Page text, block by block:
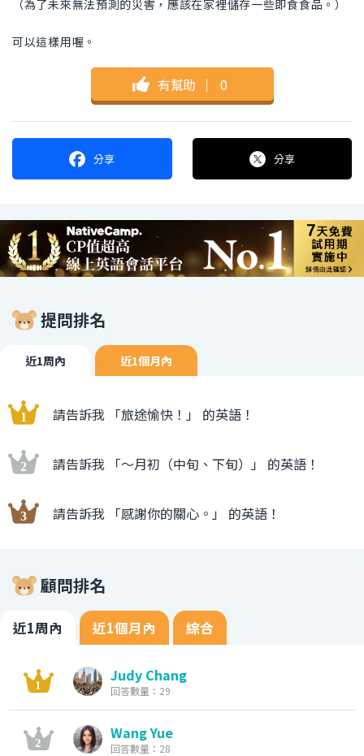
（為了未來無法預測的災害，應該在家裡儲存一些即食食品。）
可以這樣用喔。
有幫助 ｜ 0
分享 分享
提問排名
近1周內 近1個月內
請告訴我 「旅途愉快！」 的英語！
請告訴我 「〜月初（中旬、下旬）」 的英語！
請告訴我 「感謝你的關心。」 的英語！
顧問排名
近1周內 近1個月內 綜合
Judy Chang
回答數量：29
Wang Yue
回答數量：28